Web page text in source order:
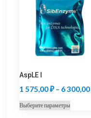
AspLE I
1 575,00₽ – 6 300,00
Выберите параметрыЭтот